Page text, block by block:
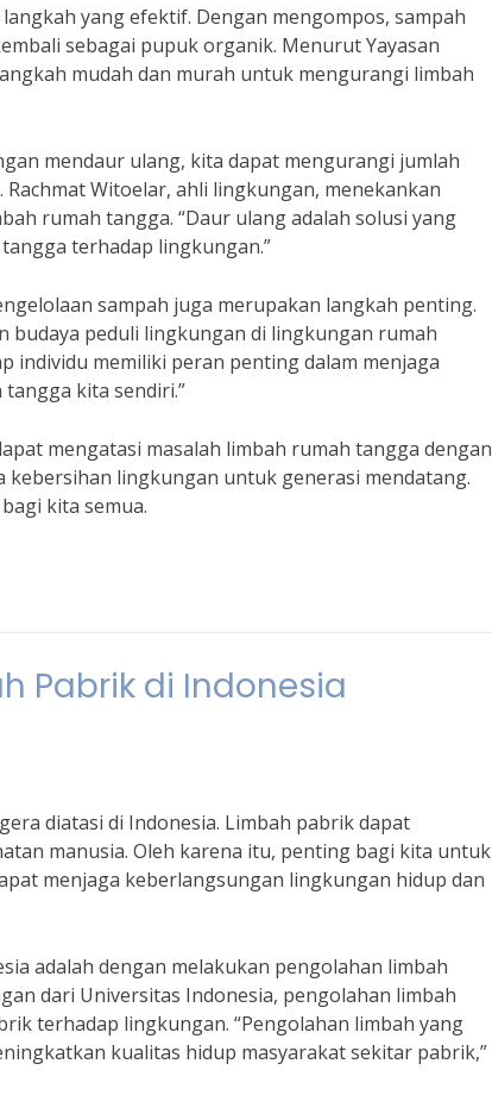
yang efektif. Dengan mengompos, sampah
sebagai pupuk organik. Menurut Yayasan
mudah dan murah untuk mengurangi limbah
mendaur ulang, kita dapat mengurangi jumlah
Witoelar, ahli lingkungan, menekankan
rumah tangga. “Daur ulang adalah solusi yang
terhadap lingkungan.”
sampah juga merupakan langkah penting.
budaya peduli lingkungan di lingkungan rumah
individu memiliki peran penting dalam menjaga
kita sendiri.”
mengatasi masalah limbah rumah tangga dengan
lingkungan untuk generasi mendatang.
kita semua.
Pabrik di Indonesia
diatasi di Indonesia. Limbah pabrik dapat
manusia. Oleh karena itu, penting bagi kita untuk
menjaga keberlangsungan lingkungan hidup dan
adalah dengan melakukan pengolahan limbah
dari Universitas Indonesia, pengolahan limbah
terhadap lingkungan. “Pengolahan limbah yang
kualitas hidup masyarakat sekitar pabrik,”